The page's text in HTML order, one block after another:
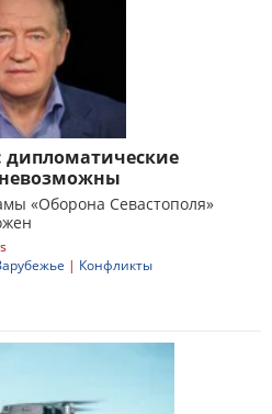
дипломатические
«Оборона Севастополя»
| Конфликты